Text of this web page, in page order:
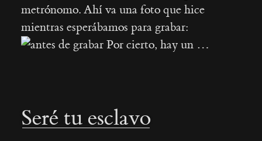
metrónomo. Ahí va una foto que hice
mientras esperábamos para grabar:
Por cierto, hay un …
Seré tu esclavo